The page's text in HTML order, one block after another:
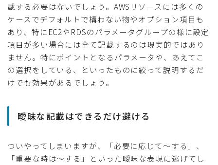
載する必要はないでしょう。AWSリソースには多くの
ケースでデフォルトで構わない物やオプション項目も
あり、特にEC2やRDSのパラメータグループの様に設定
項目が多い場合には全て記載するのは現実的ではあり
ません。特にポイントとなるパラメータや、あえてこ
の選択をしている、といったものに絞って説明するだ
けでも効果があるでしょう。
曖昧な記載はできるだけ避ける
ついやってしまいますが、「必要に応じて〜する」、
「重要な時は〜する」といった曖昧な表現に逃げてし